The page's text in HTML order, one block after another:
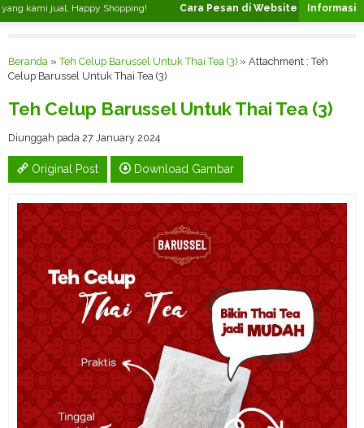
kami jual, Happy Shopping! Cara Pesan di Website ❯ Silahkan
Beranda »Teh Celup Barussel Untuk Thai Tea (3) » Attachment : Teh
Celup Barussel Untuk Thai Tea (3)
Teh Celup Barussel Untuk Thai Tea (3)
Diunggah pada 27 January 2024
Original Post Download Gambar